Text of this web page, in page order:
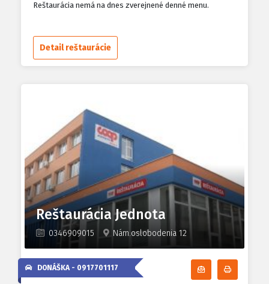
Reštaurácia nemá na dnes zverejnené denné menu.
Detail reštaurácie
Reštaurácia Jednota
0346909015 Nám.oslobodenia 12
Odoberať
DONÁŠKA - 0917701117